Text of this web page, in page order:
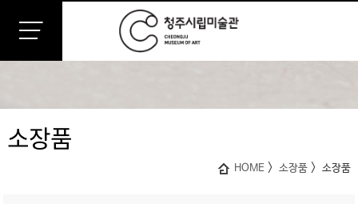
소장품
HOME >소장품 >소장품